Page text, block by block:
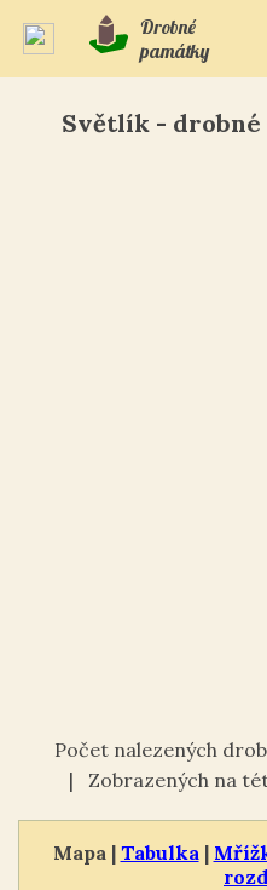
Drobné
památky
Světlík - drobné
Počet nalezených
| Zobrazených na
Mapa | Tabulka |